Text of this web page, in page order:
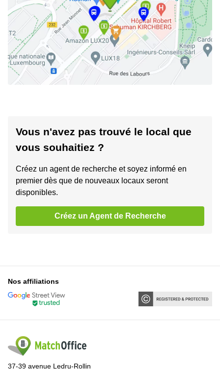
Vous n'avez pas trouvé le local que
vous souhaitiez ?
Créez un agent de recherche et soyez informé en
premier dès que de nouveaux locaux seront
disponibles.
Créez un Agent de Recherche
Nos affiliations
37-39 avenue Ledru-Rollin